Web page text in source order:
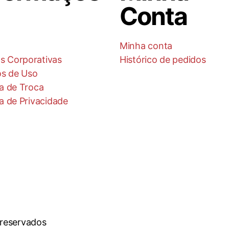
Corporativas
de Uso
de Troca
de Privacidade
Conta
Minha conta
Histórico de pedidos